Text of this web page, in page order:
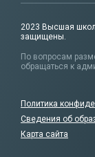
2023 Высшая
защищены.
По вопросам
обращаться к
Политика
Сведения об
Карта сайта